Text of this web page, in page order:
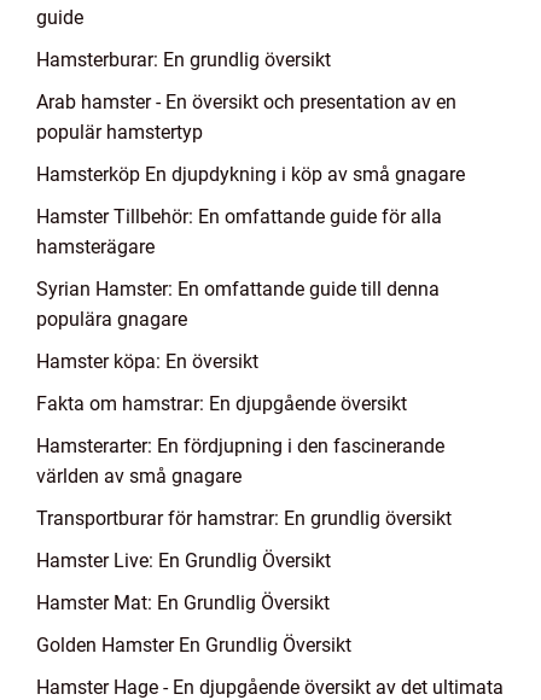
guide
Hamsterburar: En grundlig översikt
Arab hamster - En översikt och presentation av en
populär hamstertyp
Hamsterköp En djupdykning i köp av små gnagare
Hamster Tillbehör: En omfattande guide för alla
hamsterägare
Syrian Hamster: En omfattande guide till denna
populära gnagare
Hamster köpa: En översikt
Fakta om hamstrar: En djupgående översikt
Hamsterarter: En fördjupning i den fascinerande
världen av små gnagare
Transportburar för hamstrar: En grundlig översikt
Hamster Live: En Grundlig Översikt
Hamster Mat: En Grundlig Översikt
Golden Hamster En Grundlig Översikt
Hamster Hage - En djupgående översikt av det ultimata